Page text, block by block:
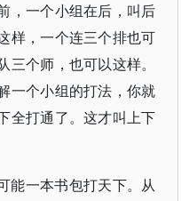
，一个小组在后，叫后
样，一个连三个排也可
个师，也可以这样。
一个小组的打法，你就
全打通了。这才叫上下
能一本书包打天下。从